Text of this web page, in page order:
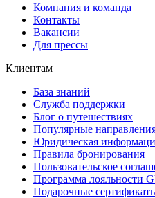
Компания и команда
Контакты
Вакансии
Для прессы
Клиентам
База знаний
Служба поддержки
Блог о путешествиях
Популярные
Юридическая
Правила бронирования
Пользовательское
Программа лояльности
Подарочные